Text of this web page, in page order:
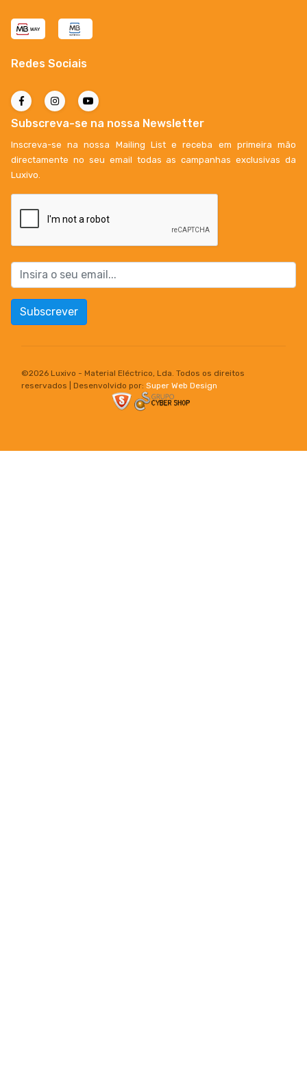
Redes Sociais
Subscreva-se na nossa Newsletter
Inscreva-se na nossa Mailing List e receba em primeira mão
directamente no seu email todas as campanhas exclusivas da
Luxivo.
Subscrever
©2026 Luxivo - Material Eléctrico, Lda. Todos os direitos
reservados | Desenvolvido por: Super Web Design